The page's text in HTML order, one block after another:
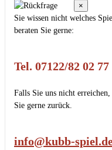
×
Sie wissen nicht welches
beraten Sie gerne:
Tel. 07122/82 02 77
Falls Sie uns nicht
Sie gerne zurück.
info@kubb-